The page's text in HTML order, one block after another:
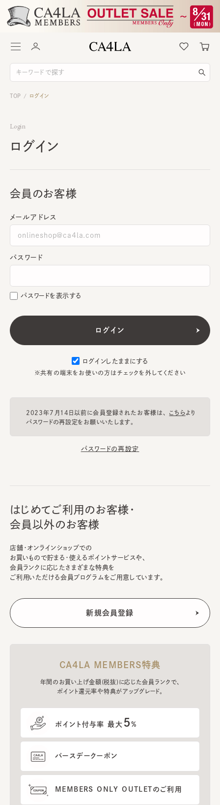
TOP / ログイン
Login
ログイン
会員のお客様
メールアドレス
パスワード
パスワードを表示する
ログインしたままにする
※共有の端末をお使いの方はチェックを外してください
2023年7月14日以前に会員登録されたお客様は、 こちらより
パスワードの再設定をお願いいたします。
パスワードの再設定
はじめてご利用のお客様・
会員以外のお客様
店舗・オンラインショップでの
お買いもので貯まる・使えるポイントサービスや、
会員ランクに応じたさまざまな特典を
ご利用いただける会員プログラムをご用意しています。
CA4LA MEMBERS特典
年間のお買い上げ金額(税抜)に応じた会員ランクで、
ポイント還元率や特典がアップグレード。
ポイント付与率 最大 5%
バースデークーポン
MEMBERS ONLY OUTLETのご利用